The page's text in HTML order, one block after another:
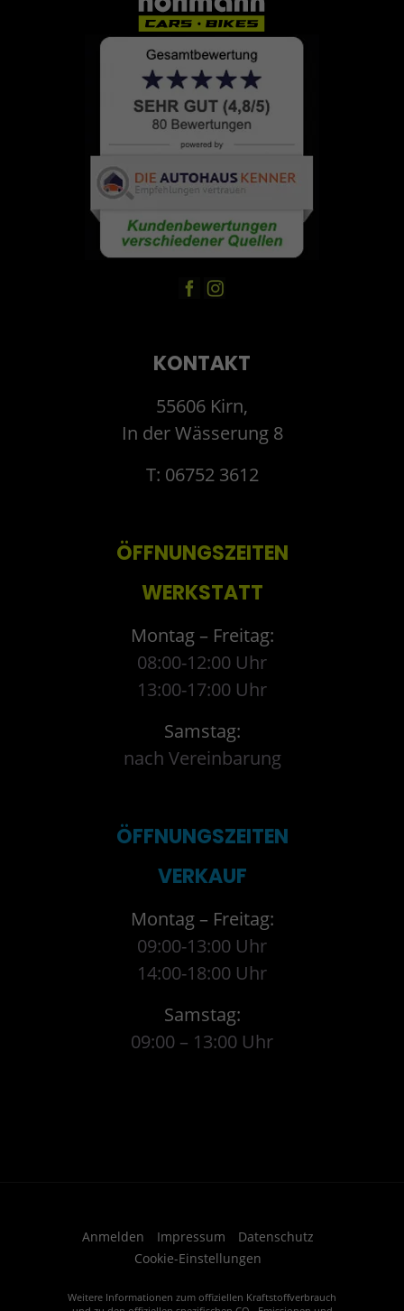
KONTAKT
55606 Kirn,
In der Wässerung 8
T: 06752 3612
ÖFFNUNGSZEITEN
WERKSTATT
Montag – Freitag:
08:00-12:00 Uhr
13:00-17:00 Uhr
Samstag:
nach Vereinbarung
ÖFFNUNGSZEITEN
VERKAUF
Montag – Freitag:
09:00-13:00 Uhr
14:00-18:00 Uhr
Samstag:
09:00 – 13:00 Uhr
Anmelden Impressum
Datenschutz
Cookie-Einstellungen
Weitere Informationen zum offiziellen Kraftstoffverbrauch